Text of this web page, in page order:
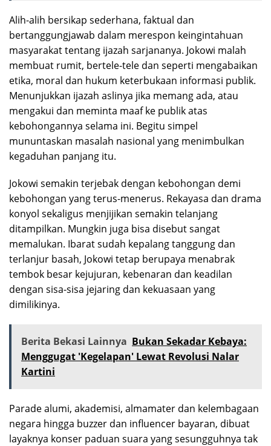
Alih-alih bersikap sederhana, faktual dan
bertanggungjawab dalam merespon keingintahuan
masyarakat tentang ijazah sarjananya. Jokowi malah
membuat rumit, bertele-tele dan seperti mengabaikan
etika, moral dan hukum keterbukaan informasi publik.
Menunjukkan ijazah aslinya jika memang ada, atau
mengakui dan meminta maaf ke publik atas
kebohongannya selama ini. Begitu simpel
mununtaskan masalah nasional yang menimbulkan
kegaduhan panjang itu.
Jokowi semakin terjebak dengan kebohongan demi
kebohongan yang terus-menerus. Rekayasa dan drama
konyol sekaligus menjijikan semakin telanjang
ditampilkan. Mungkin juga bisa disebut sangat
memalukan. Ibarat sudah kepalang tanggung dan
terlanjur basah, Jokowi tetap berupaya menabrak
tembok besar kejujuran, kebenaran dan keadilan
dengan sisa-sisa jejaring dan kekuasaan yang
dimilikinya.
Berita Bekasi Lainnya Bukan Sekadar Kebaya:
Menggugat 'Kegelapan' Lewat Revolusi Nalar
Kartini
Parade alumi, akademisi, almamater dan kelembagaan
negara hingga buzzer dan influencer bayaran, dibuat
layaknya konser paduan suara yang sesungguhnya tak